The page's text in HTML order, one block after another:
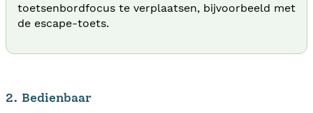
toetsenbordfocus te verplaatsen, bijvoorbeeld met
de escape-toets.
2. Bedienbaar